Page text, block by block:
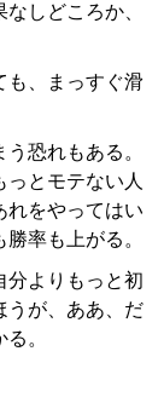
しどころか、
も、まっすぐ滑
恐れもある。
とモテない人
れをやってはい
率も上がる。
分よりもっと初
うが、ああ、だ
。